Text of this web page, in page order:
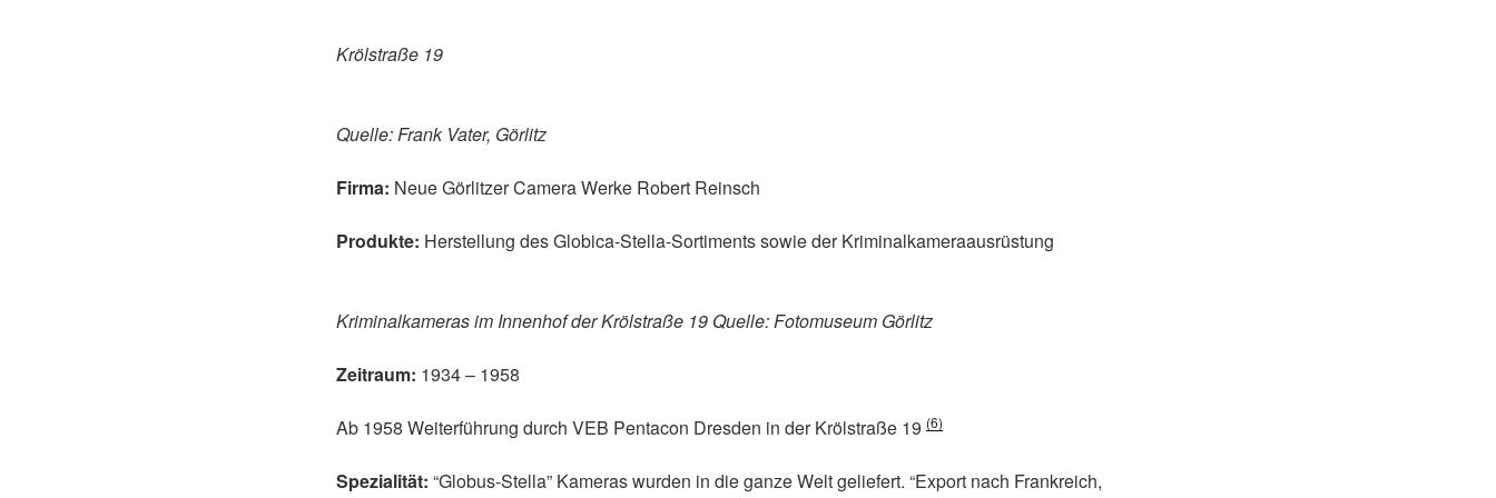
Krölstraße 19
Quelle: Frank Vater, Görlitz
Firma: Neue Görlitzer Camera Werke Robert Reinsch
Produkte: Herstellung des Globica-Stella-Sortiments sowie der Kriminalkameraausrüstung
Kriminalkameras im Innenhof der Krölstraße 19 Quelle: Fotomuseum Görlitz
Zeitraum: 1934 – 1958
Ab 1958 Weiterführung durch VEB Pentacon Dresden in der Krölstraße 19 (6)
Spezialität: “Globus-Stella” Kameras wurden in die ganze Welt geliefert. “Export nach Frankreich,